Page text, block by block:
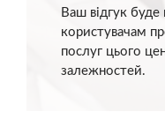
Ваш відгук
користувачам
послуг цього
залежностей.